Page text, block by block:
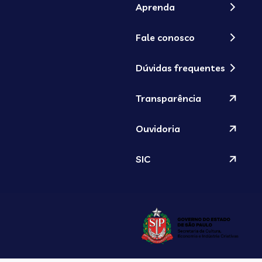
Aprenda
Fale conosco
Dúvidas frequentes
Transparência
Ouvidoria
SIC